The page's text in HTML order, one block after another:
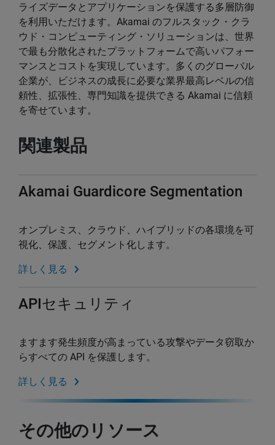
ライズデータとアプリケーションを保護する多層防御
を利用いただけます。Akamai のフルスタック・クラ
ウド・コンピューティング・ソリューションは、世界
で最も分散化されたプラットフォームで高いパフォー
マンスとコストを実現しています。多くのグローバル
企業が、ビジネスの成長に必要な業界最高レベルの信
頼性、拡張性、専門知識を提供できる Akamai に信頼
を寄せています。
関連製品
Akamai Guardicore Segmentation
オンプレミス、クラウド、ハイブリッドの各環境を可
視化、保護、セグメント化します。
詳しく見る
APIセキュリティ
ますます発生頻度が高まっている攻撃やデータ窃取か
らすべての API を保護します。
詳しく見る
その他のリソース